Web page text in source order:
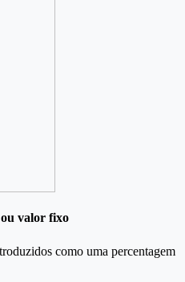
ou valor fixo
como uma percentagem